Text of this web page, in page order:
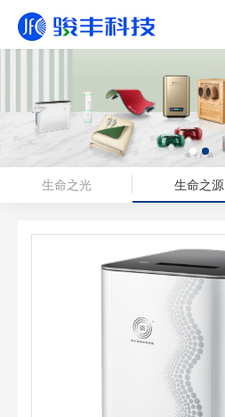
生命之光 生命之源